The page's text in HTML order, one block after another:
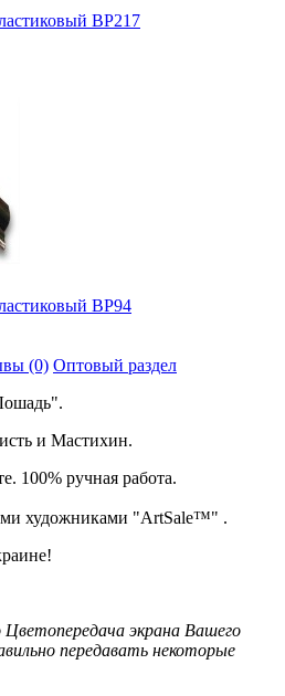
BP217
BP94
(0) Оптовый раздел
и Мастихин.
100% ручная работа.
художниками "ArtSale™" .
экрана Вашего
передавать некоторые